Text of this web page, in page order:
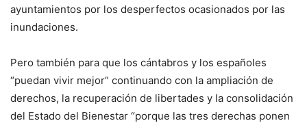
ayuntamientos por los desperfectos ocasionados por las
inundaciones.
Pero también para que los cántabros y los españoles
“puedan vivir mejor” continuando con la ampliación de
derechos, la recuperación de libertades y la consolidación
del Estado del Bienestar “porque las tres derechas ponen